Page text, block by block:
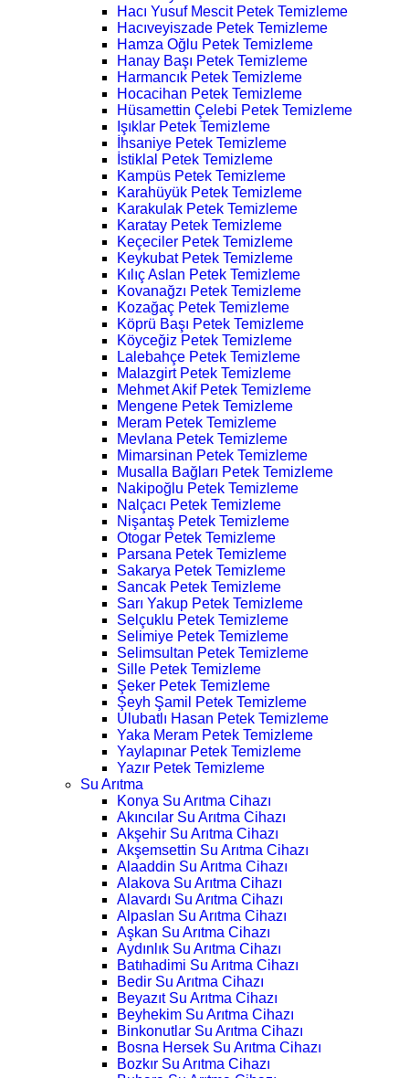
Hacı Yusuf Mescit Petek Temizleme
Hacıveyiszade Petek Temizleme
Hamza Oğlu Petek Temizleme
Hanay Başı Petek Temizleme
Harmancık Petek Temizleme
Hocacihan Petek Temizleme
Hüsamettin Çelebi Petek Temizleme
Işıklar Petek Temizleme
İhsaniye Petek Temizleme
İstiklal Petek Temizleme
Kampüs Petek Temizleme
Karahüyük Petek Temizleme
Karakulak Petek Temizleme
Karatay Petek Temizleme
Keçeciler Petek Temizleme
Keykubat Petek Temizleme
Kılıç Aslan Petek Temizleme
Kovanağzı Petek Temizleme
Kozağaç Petek Temizleme
Köprü Başı Petek Temizleme
Köyceğiz Petek Temizleme
Lalebahçe Petek Temizleme
Malazgirt Petek Temizleme
Mehmet Akif Petek Temizleme
Mengene Petek Temizleme
Meram Petek Temizleme
Mevlana Petek Temizleme
Mimarsinan Petek Temizleme
Musalla Bağları Petek Temizleme
Nakipoğlu Petek Temizleme
Nalçacı Petek Temizleme
Nişantaş Petek Temizleme
Otogar Petek Temizleme
Parsana Petek Temizleme
Sakarya Petek Temizleme
Sancak Petek Temizleme
Sarı Yakup Petek Temizleme
Selçuklu Petek Temizleme
Selimiye Petek Temizleme
Selimsultan Petek Temizleme
Sille Petek Temizleme
Şeker Petek Temizleme
Şeyh Şamil Petek Temizleme
Ulubatlı Hasan Petek Temizleme
Yaka Meram Petek Temizleme
Yaylapınar Petek Temizleme
Yazır Petek Temizleme
Su Arıtma
Konya Su Arıtma Cihazı
Akıncılar Su Arıtma Cihazı
Akşehir Su Arıtma Cihazı
Akşemsettin Su Arıtma Cihazı
Alaaddin Su Arıtma Cihazı
Alakova Su Arıtma Cihazı
Alavardı Su Arıtma Cihazı
Alpaslan Su Arıtma Cihazı
Aşkan Su Arıtma Cihazı
Aydınlık Su Arıtma Cihazı
Batıhadimi Su Arıtma Cihazı
Bedir Su Arıtma Cihazı
Beyazıt Su Arıtma Cihazı
Beyhekim Su Arıtma Cihazı
Binkonutlar Su Arıtma Cihazı
Bosna Hersek Su Arıtma Cihazı
Bozkır Su Arıtma Cihazı